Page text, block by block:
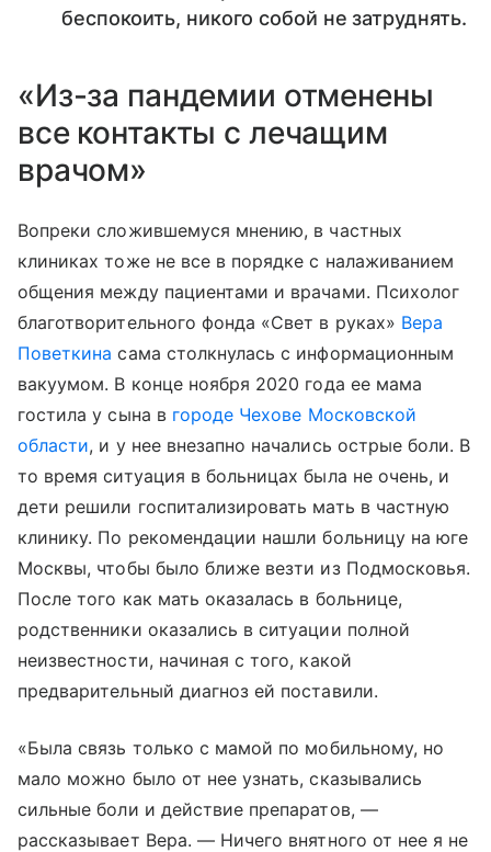
беспокоить, никого собой не затруднять.
«Из-за пандемии отменены
все контакты с лечащим
врачом»
Вопреки сложившемуся мнению, в частных
клиниках тоже не все в порядке с налаживанием
общения между пациентами и врачами. Психолог
благотворительного фонда «Свет в руках» Вера
Поветкина сама столкнулась с информационным
вакуумом. В конце ноября 2020 года ее мама
гостила у сына в городе Чехове Московской
области, и у нее внезапно начались острые боли. В
то время ситуация в больницах была не очень, и
дети решили госпитализировать мать в частную
клинику. По рекомендации нашли больницу на юге
Москвы, чтобы было ближе везти из Подмосковья.
После того как мать оказалась в больнице,
родственники оказались в ситуации полной
неизвестности, начиная с того, какой
предварительный диагноз ей поставили.
«Была связь только с мамой по мобильному, но
мало можно было от нее узнать, сказывались
сильные боли и действие препаратов, —
рассказывает Вера. — Ничего внятного от нее я не